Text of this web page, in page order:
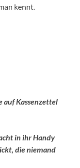
kennt.
auf Kassenzettel
in ihr Handy
die niemand